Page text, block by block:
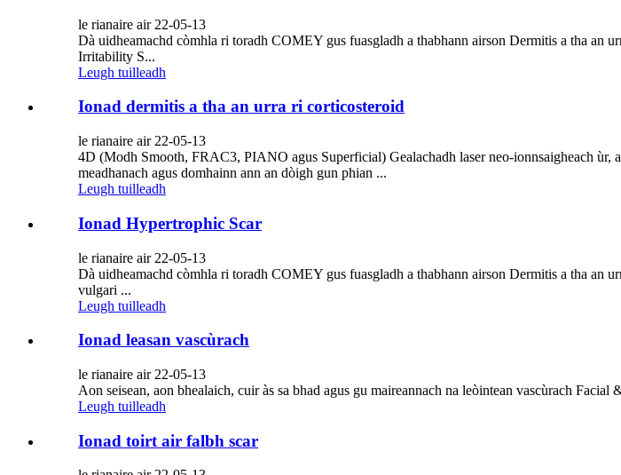
le rianaire air 22-05-13
Dà uidheamachd còmhla ri toradh COMEY gus fuasgladh a thabhann airson Dermitis a tha
Irritability S...
Leugh tuilleadh
Ionad dermitis a tha an urra ri corticosteroid
le rianaire air 22-05-13
4D (Modh Smooth, FRAC3, PIANO agus Superficial) Gealachadh laser neo-ionnsaigheach ùr,
meadhanach agus domhainn ann an dòigh gun phian ...
Leugh tuilleadh
Ionad Hypertrophic Scar
le rianaire air 22-05-13
Dà uidheamachd còmhla ri toradh COMEY gus fuasgladh a thabhann airson Dermitis a tha
vulgari ...
Leugh tuilleadh
Ionad leasan vascùrach
le rianaire air 22-05-13
Aon seisean, aon bhealaich, cuir às sa bhad agus gu maireannach na leòintean vascùrach
Leugh tuilleadh
Ionad toirt air falbh scar